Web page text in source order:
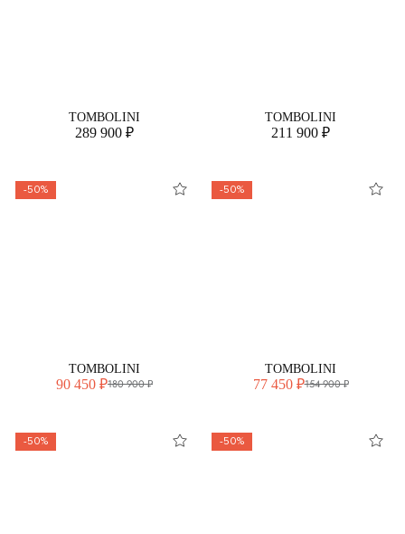
TOMBOLINI
289 900 ₽
TOMBOLINI
211 900 ₽
-50%
TOMBOLINI
90 450 ₽180 900 ₽
-50%
TOMBOLINI
77 450 ₽154 900 ₽
-50% -50%